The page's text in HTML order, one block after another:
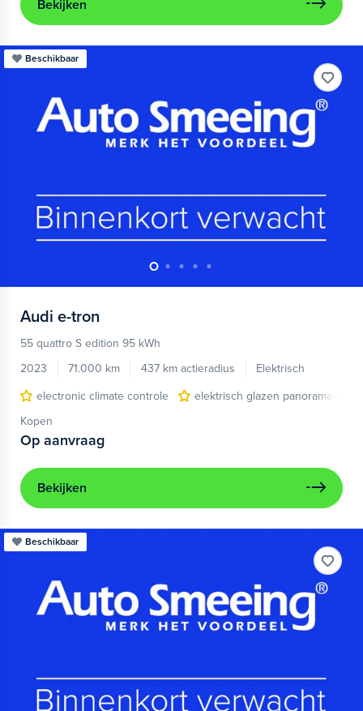
Bekijken
Beschikbaar
Audi e-tron
55 quattro S edition 95 kWh
2023
71.000 km 437 km actieradius
Elektrisch
electronic climate controle
elektrisch glazen panorama-dak
Kopen
Op aanvraag
Bekijken
Beschikbaar